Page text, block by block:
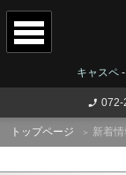
キャスペ -
072-
トップページ 新着情